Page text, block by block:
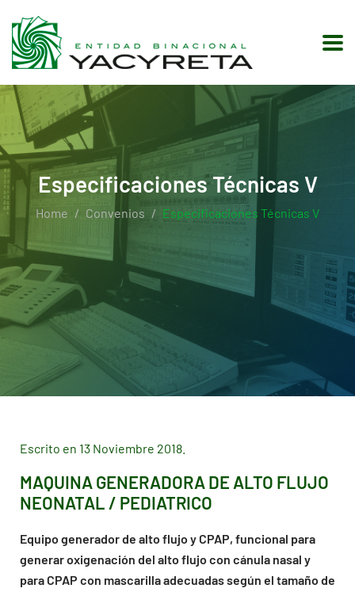
Especificaciones Técnicas V
Home Convenios Especificaciones Técnicas V
Escrito en 13 Noviembre 2018.
MAQUINA GENERADORA DE ALTO FLUJO
NEONATAL / PEDIATRICO
Equipo generador de alto flujo y CPAP, funcional para
generar oxigenación del alto flujo con cánula nasal y
para CPAP con mascarilla adecuadas según el tamaño de